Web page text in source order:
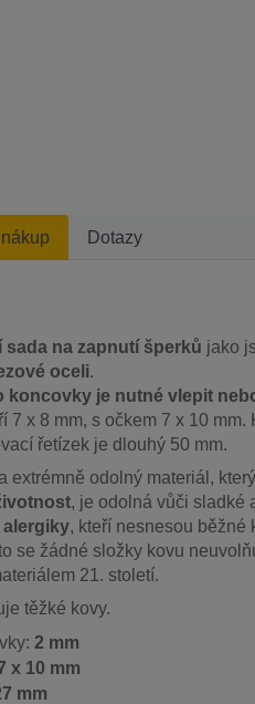
Dotazy
na zapnutí šperků jako
oceli.
koncovky je nutné vlepit
7 x 8 mm, s očkem 7 x 10
řetízek je dlouhý 50 mm.
extrémně odolný materiál,
, je odolná vůči sladké
, kteří nesnesou běžné
se žádné složky kovu
21. století.
těžké kovy.
2 mm
x 10 mm
mm